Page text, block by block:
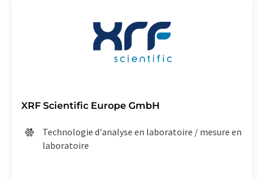
XRF Scientific Europe GmbH
Technologie d'analyse en laboratoire / mesure en
laboratoire